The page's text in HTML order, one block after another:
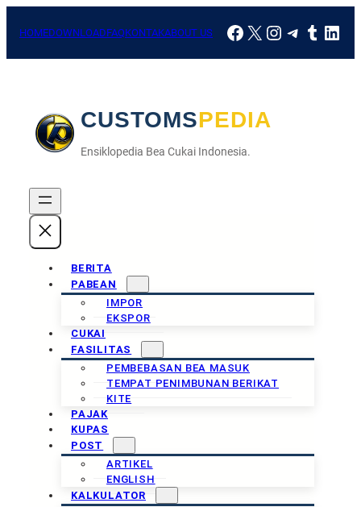
HOMEDOWNLOADFAQKONTAKABOUT US Facebook
X Instagram
Tumblr
CUSTOMSPEDIA
Ensiklopedia Bea Cukai Indonesia.
BERITA
PABEAN
IMPOR
EKSPOR
CUKAI
FASILITAS
PEMBEBASAN BEA MASUK
TEMPAT PENIMBUNAN BERIKAT
KITE
PAJAK
KUPAS
POST
ARTIKEL
ENGLISH
KALKULATOR